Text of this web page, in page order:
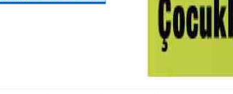
- MHP Maltepe'den Kaymakam'a ziyaret
- Emre Gün'den Maltepe Kaymakamı Akçay'a ziyaret